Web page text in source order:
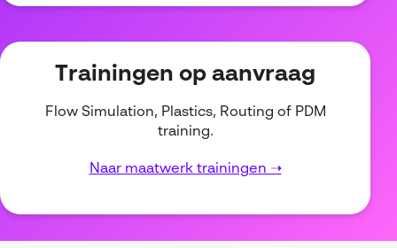
Trainingen op aanvraag
Flow Simulation, Plastics, Routing of PDM
training.
Naar maatwerk trainingen ➝